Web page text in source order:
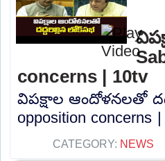
concerns | 10tv
విపక్షాల ఆందోళనలతో
opposition concerns |
CATEGORY: NEWS